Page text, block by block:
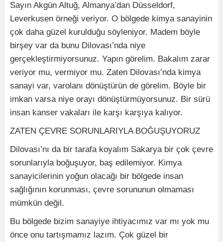
Sayın Akgün Altuğ, Almanya’dan Düsseldorf,
Leverkusen örneği veriyor. O bölgede kimya sanayinin
çok daha güzel kurulduğu söyleniyor. Madem böyle
birşey var da bunu Dilovası’nda niye
gerçekleştirmiyorsunuz. Yapın görelim. Bakalım zarar
veriyor mu, vermiyor mu. Zaten Dilovası’nda kimya
sanayi var, varolanı dönüştürün de görelim. Böyle bir
imkan varsa niye orayı dönüştürmüyorsunuz. Bir sürü
insan kanser vakaları ile karşı karşıya kalıyor.
ZATEN ÇEVRE SORUNLARIYLA BOĞUŞUYORUZ
Dilovası’nı da bir tarafa koyalım Sakarya bir çok çevre
sorunlarıyla boğuşuyor, baş edilemiyor. Kimya
sanayicilerinin yoğun olacağı bir bölgede insan
sağlığının korunması, çevre sorununun olmaması
mümkün değil.
Bu bölgede bizim sanayiye ihtiyacımız var mı yok mu
önce onu tartışmamız lazım. Çok güzel bir